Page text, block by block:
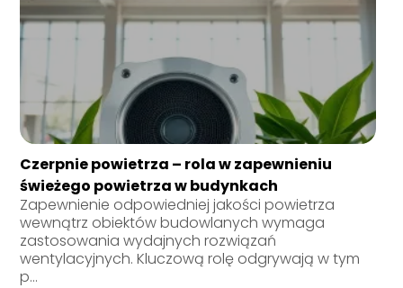
Czerpnie powietrza – rola w zapewnieniu
świeżego powietrza w budynkach
Zapewnienie odpowiedniej jakości powietrza
wewnątrz obiektów budowlanych wymaga
zastosowania wydajnych rozwiązań
wentylacyjnych. Kluczową rolę odgrywają w tym
p...